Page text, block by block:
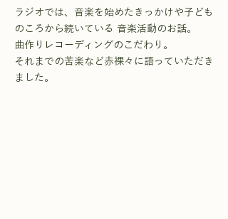
ラジオでは、音楽を始めたきっかけや子ども
のころから続いている 音楽活動のお話。
曲作りレコーディングのこだわり。
それまでの苦楽など赤裸々に語っていただき
ました。